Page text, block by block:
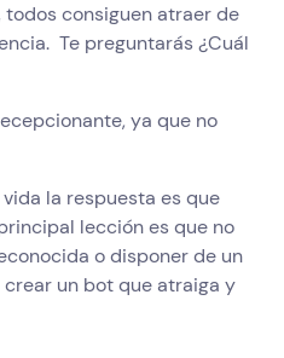
consiguen atraer de
Te preguntarás ¿Cuál
ya que no
la respuesta es que
lección es que no
o disponer de un
un bot que atraiga y